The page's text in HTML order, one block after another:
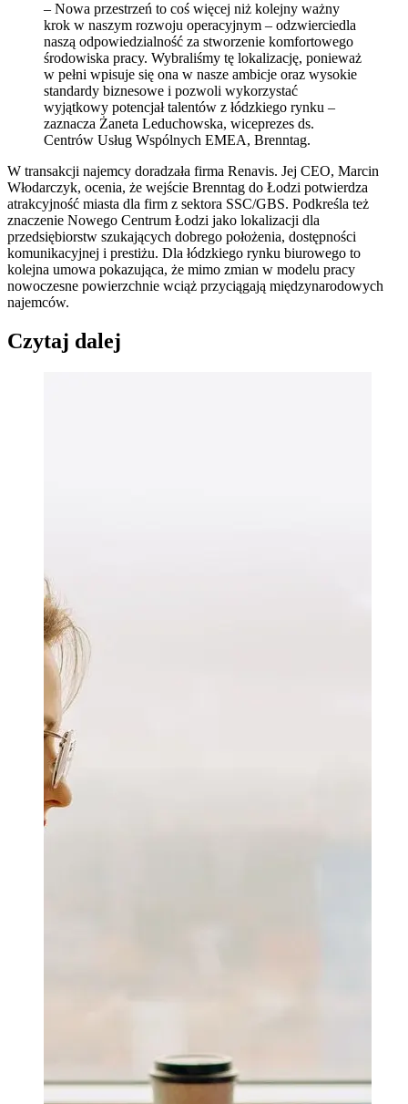
– Nowa przestrzeń to coś więcej niż kolejny ważny
krok w naszym rozwoju operacyjnym – odzwierciedla
naszą odpowiedzialność za stworzenie komfortowego
środowiska pracy. Wybraliśmy tę lokalizację, ponieważ
w pełni wpisuje się ona w nasze ambicje oraz wysokie
standardy biznesowe i pozwoli wykorzystać
wyjątkowy potencjał talentów z łódzkiego rynku –
zaznacza Żaneta Leduchowska, wiceprezes ds.
Centrów Usług Wspólnych EMEA, Brenntag.
W transakcji najemcy doradzała firma Renavis. Jej CEO, Marcin
Włodarczyk, ocenia, że wejście Brenntag do Łodzi potwierdza
atrakcyjność miasta dla firm z sektora SSC/GBS. Podkreśla też
znaczenie Nowego Centrum Łodzi jako lokalizacji dla
przedsiębiorstw szukających dobrego położenia, dostępności
komunikacyjnej i prestiżu. Dla łódzkiego rynku biurowego to
kolejna umowa pokazująca, że mimo zmian w modelu pracy
nowoczesne powierzchnie wciąż przyciągają międzynarodowych
najemców.
Czytaj dalej